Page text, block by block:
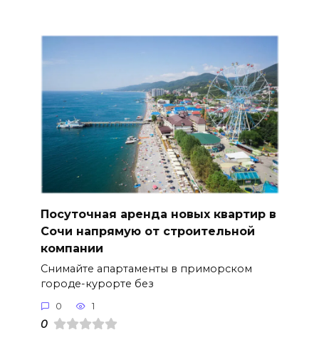
Посуточная аренда новых квартир в
Сочи напрямую от строительной
компании
Снимайте апартаменты в приморском
городе-курорте без
0 1
0